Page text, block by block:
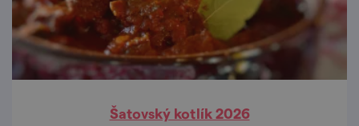
Šatovský kotlík 2026